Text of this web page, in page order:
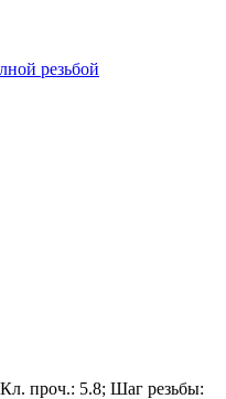
резьбой
проч.: 5.8; Шаг резьбы: